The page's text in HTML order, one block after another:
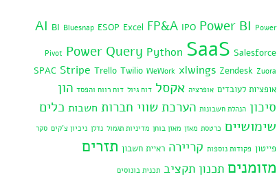
AI BI Bluesnap ESOP Excel FP&A IPO Power BI Power
Pivot Power Query Python SaaS Salesforce
SPAC Stripe Trello Twilio WeWork xlwings Zendesk Zuora
אופציות לעובדים אופרציה אקסל דוח גיול דוח רווח והפסד הון
סיכון הנהלת חשבונות הערכת שווי חברות חשבות כלים
שימושיים כרטסת מאזן מאזן בוחן מדיניות תגמול נדלן ניכיון צ'קים סקר
פייטון פקודות נוספות קריירה ראיית חשבון תזרים
מזומנים תכנון תקציב תכנית בונוסים